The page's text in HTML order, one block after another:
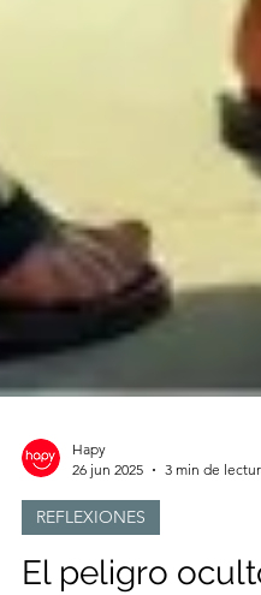
26 jun 2025
REFLEXIONES